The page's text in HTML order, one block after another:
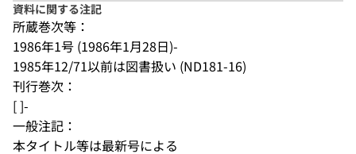
資料に関する注記
所蔵巻次等：
1986年1号 (1986年1月28日)-
1985年12/71以前は図書扱い (ND181-16)
刊行巻次：
[ ]-
一般注記：
本タイトル等は最新号による